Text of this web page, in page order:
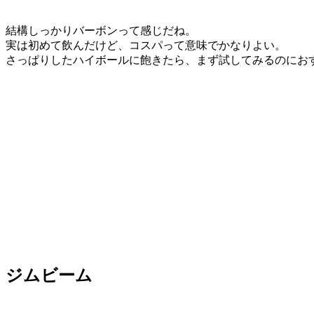
結構しっかりバーボンって感じだね。
実は初めて飲んだけど、コスパって意味でかなりよい。
さっぱりしたハイボールに飽きたら、まず試してみるのにお
ジムビーム